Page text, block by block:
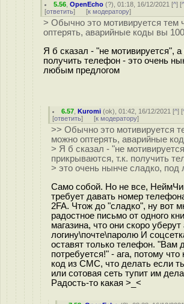
5.56 ,OpenEcho (?), 01:18, 16/12/2021 [^] [
[ответить] [к модератору]
> Обычно это мотивируется тем
оптерять, аварийные коды вы
Я б сказал - "не мотивируется",
получить телефон - это очень
любым предлогом
6.57 ,Kuromi (ok), 01:42, 16/12/2021 [^] [
[ответить] [к модератору]
>> Обычно это мотивируется
можно оптерять, аварийные
> Я б сказал - "не
прикрываются, т.к. получить
> это очень нынче сладко,
Само собой. Но не все,
требует давать номер
2FA. Чтож до "сладко", ну вот
радостное письмо от одного
магазина, что они скоро
логину\почте\паролю И
оставят только телефон. "Вам
потребуется!" - ага, потому
код из СМС, что делать если
или сотовая сеть тупит им
Радость-то какая >_<